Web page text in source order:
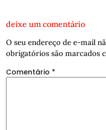
deixe um comentário
O seu endereço de e-mail
obrigatórios são marcados
Comentário *